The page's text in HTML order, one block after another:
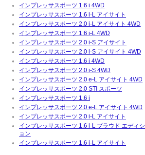
インプレッサスポーツ 1.6 i 4WD
インプレッサスポーツ 1.6 i-L アイサイト
インプレッサスポーツ 2.0 i-L アイサイト 4WD
インプレッサスポーツ 1.6 i-L 4WD
インプレッサスポーツ 2.0 i-S アイサイト
インプレッサスポーツ 2.0 i-S アイサイト 4WD
インプレッサスポーツ 1.6 i 4WD
インプレッサスポーツ 2.0 i-S 4WD
インプレッサスポーツ 2.0 e-L アイサイト 4WD
インプレッサスポーツ 2.0 STI スポーツ
インプレッサスポーツ 1.6 i
インプレッサスポーツ 2.0 e-L アイサイト 4WD
インプレッサスポーツ 2.0 i-L アイサイト
インプレッサスポーツ 1.6 i-L プラウド エディシ
ョン
インプレッサスポーツ 1.6 i-L アイサイト